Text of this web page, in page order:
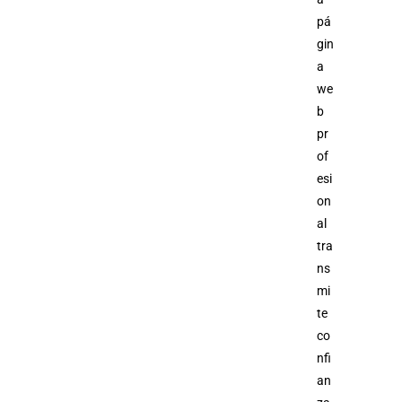
pá
gin
a
we
b
pr
of
esi
on
al
tra
ns
mi
te
co
nfi
an